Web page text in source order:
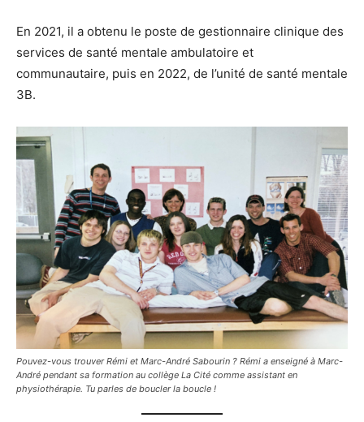
En 2021, il a obtenu le poste de gestionnaire clinique des
services de santé mentale ambulatoire et
communautaire, puis en 2022, de l’unité de santé mentale
3B.
Pouvez-vous trouver Rémi et Marc-André Sabourin ? Rémi a enseigné à Marc-
André pendant sa formation au collège La Cité comme assistant en
physiothérapie. Tu parles de boucler la boucle !